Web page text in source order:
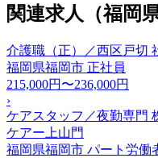
関連求人（福岡
介護職（正）／西区戸切
福岡県福岡市 正社員
215,000円〜236,000円
›
ケアスタッフ／夜勤専
ケアー上山門
福岡県福岡市 パート労働